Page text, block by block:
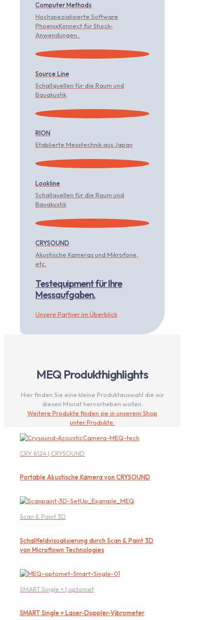
Computer Methods
Hochspezialisierte Software
PhoenixKonnect für Shock-
Anwendungen..
Source Line
Schallquellen für die Raum und
Bauakustik
RION
Etablierte Messtechnik aus Japan
Lookline
Schallquellen für die Raum und
Bauakustik
CRYSOUND
Akustische Kameras und Mikrofone,
etc.
Testequipment für Ihre
Messaufgaben.
Unsere Partner im Überblick
MEQ Produkthighlights
Hier finden Sie eine kleine Produktauswahl die wir
diesen Monat hervorheben wollen.
Weitere Produkte finden sie in unserem Shop
unter Produkte.
CRY 8124 | CRYSOUND
Portable Akustische Kamera von CRYSOUND
Scan & Paint 3D
Schallfeldvisualisierung durch Scan & Paint 3D
von Microflown Technologies
SMART Single + | optomet
SMART Single + Laser-Doppler-Vibrometer